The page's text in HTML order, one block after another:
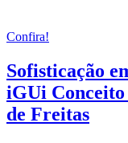
Confira!
Sofisticação
iGUi
de Freitas